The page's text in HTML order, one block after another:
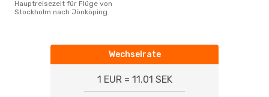
Hauptreisezeit für Flüge von
Stockholm nach Jönköping
Wechselrate
1 EUR = 11.01 SEK